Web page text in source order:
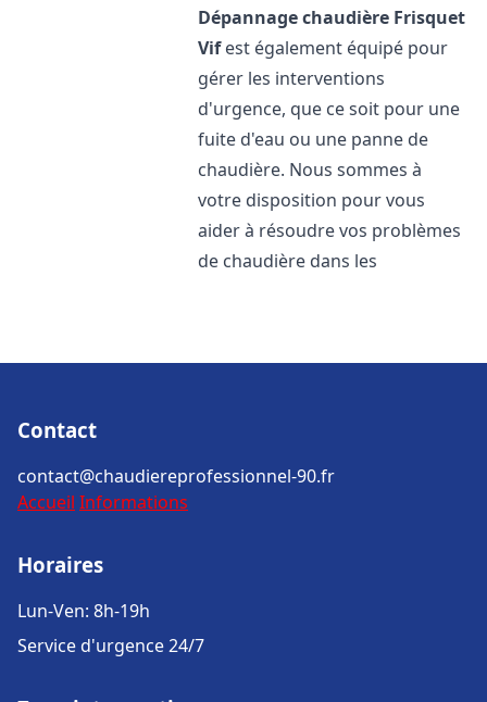
Dépannage chaudière Frisquet
Vifest également équipé pour
gérer les interventions
d'urgence, que ce soit pour une
fuite d'eau ou une panne de
chaudière. Nous sommes à
votre disposition pour vous
aider à résoudre vos problèmes
de chaudière dans les
Contact
contact@chaudiereprofessionnel-90.fr
Accueil Informations
Horaires
Lun-Ven: 8h-19h
Service d'urgence 24/7